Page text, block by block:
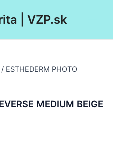
| VZP.sk
/ ESTHEDERM PHOTO
MEDIUM BEIGE